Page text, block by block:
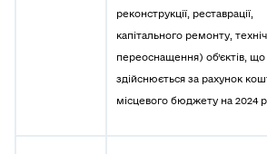
реконструкції, реставрації,
капітального ремонту,
переоснащення) об’єктів, що
здійснюється за рахунок
місцевого бюджету на 2024